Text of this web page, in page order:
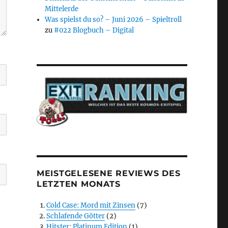
Mittelerde
Was spielst du so? – Juni 2026 – Spieltroll
zu #022 Blogbuch – Digital
MEISTGELESENE REVIEWS DES
LETZTEN MONATS
Cold Case: Mord mit Zinsen (7)
Schlafende Götter (2)